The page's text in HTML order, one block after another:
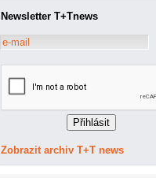
Newsletter T+Tnews
Zobrazit archiv T+T news